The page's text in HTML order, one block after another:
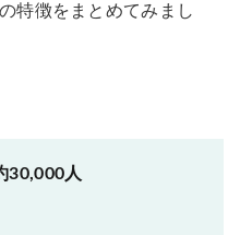
特徴をまとめてみまし
30,000人